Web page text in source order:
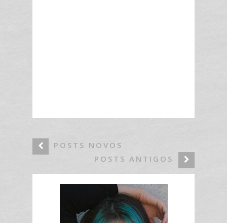
POSTS NOVOS
POSTS ANTIGOS